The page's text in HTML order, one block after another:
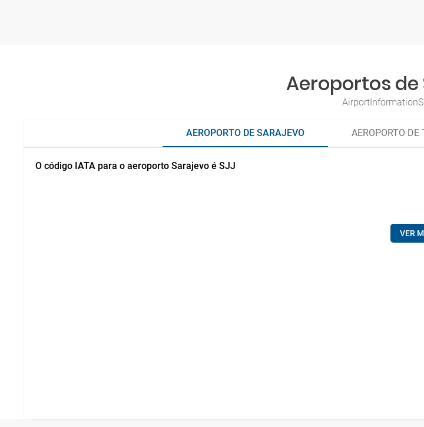
Aeroportos de
AEROPORTO DE SARAJEVO AEROPORTO DE
O código IATA para o aeroporto Sarajevo é SJJ
VER